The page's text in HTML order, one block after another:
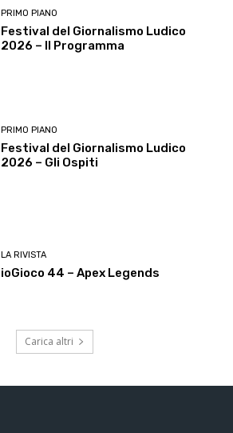
PRIMO PIANO
Festival del Giornalismo Ludico
2026 – Il Programma
PRIMO PIANO
Festival del Giornalismo Ludico
2026 – Gli Ospiti
LA RIVISTA
ioGioco 44 – Apex Legends
Carica altri